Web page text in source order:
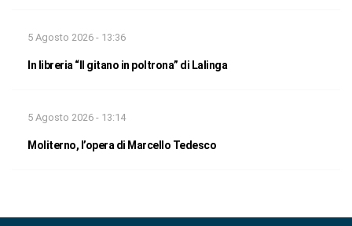
5 Agosto 2026 - 13:36
In libreria “Il gitano in poltrona” di Lalinga
5 Agosto 2026 - 13:14
Moliterno, l’opera di Marcello Tedesco